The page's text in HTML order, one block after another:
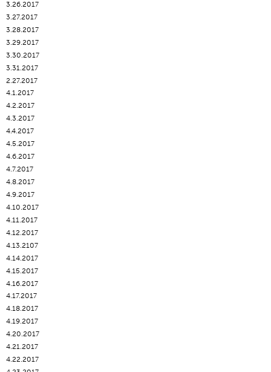
3.26.2017
3.27.2017
3.28.2017
3.29.2017
3.30.2017
3.31.2017
2.27.2017
4.1.2017
4.2.2017
4.3.2017
4.4.2017
4.5.2017
4.6.2017
4.7.2017
4.8.2017
4.9.2017
4.10.2017
4.11.2017
4.12.2017
4.13.2107
4.14.2017
4.15.2017
4.16.2017
4.17.2017
4.18.2017
4.19.2017
4.20.2017
4.21.2017
4.22.2017